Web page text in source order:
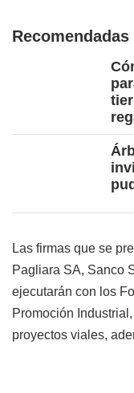
Recomendadas
Las firmas que se
Pagliara SA, Sanco
ejecutarán con los
Promoción
proyectos viales,